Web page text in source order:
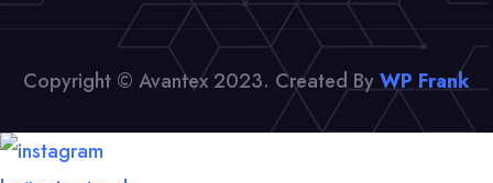
Copyright © Avantex 2023. Created ByWP Frank